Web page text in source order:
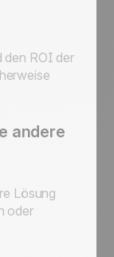
den ROI der
andere
Lösung
oder